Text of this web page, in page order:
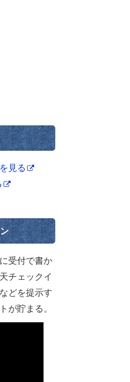
見る
受付で書か
チェックイ
どを提示す
が貯まる。